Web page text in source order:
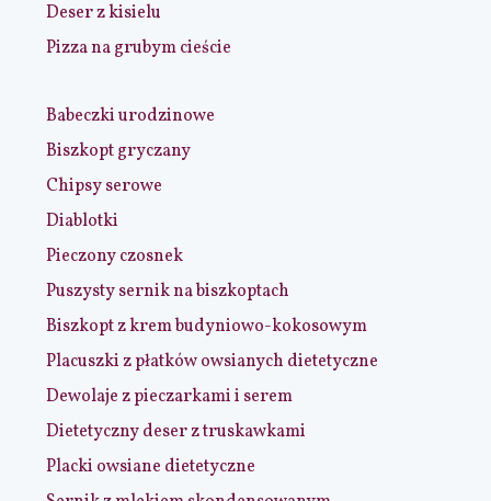
Deser z kisielu
Pizza na grubym cieście
Babeczki urodzinowe
Biszkopt gryczany
Chipsy serowe
Diablotki
Pieczony czosnek
Puszysty sernik na biszkoptach
Biszkopt z krem budyniowo-kokosowym
Placuszki z płatków owsianych dietetyczne
Dewolaje z pieczarkami i serem
Dietetyczny deser z truskawkami
Placki owsiane dietetyczne